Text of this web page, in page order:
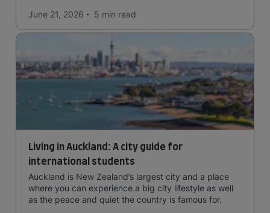
June 21, 2026 5 min read
Living in Auckland: A city guide for
international students
Auckland is New Zealand’s largest city and a place
where you can experience a big city lifestyle as well
as the peace and quiet the country is famous for.